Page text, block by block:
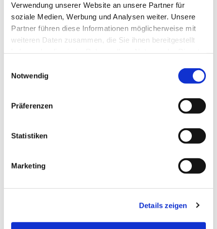
Verwendung unserer Website an unsere Partner für
soziale Medien, Werbung und Analysen weiter. Unsere
Partner führen diese Informationen möglicherweise mit
weiteren Daten zusammen, die Sie ihnen bereitgestellt
Notwendig
Präferenzen
Statistiken
Marketing
Details zeigen